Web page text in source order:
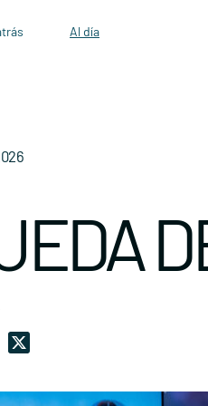
Al día